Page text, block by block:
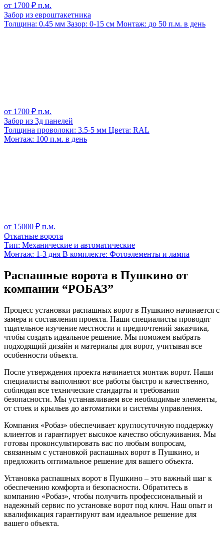
от 1700 ₽ п.м.
Забор из евроштакетника
Толщина: 0.45 мм Зазор: 0-15 см Монтаж: до 50 п.м. в день
от 1700 ₽ п.м.
Забор из 3д панелей
Толщина проволоки: 3.5-5 мм Цвета: RAL
Монтаж: 100 п.м. в день
от 15000 ₽ п.м.
Откатные ворота
Тип: Механические и автоматические
Монтаж: 1-3 дня В комплекте: Фотоэлементы и лампа
Распашные ворота в Пушкино от
компании “РОБАЗ”
Процесс установки распашных ворот в Пушкино начинается с
замера и составления проекта. Наши специалисты проводят
тщательное изучение местности и предпочтений заказчика,
чтобы создать идеальное решение. Мы поможем выбрать
подходящий дизайн и материалы для ворот, учитывая все
особенности объекта.
После утверждения проекта начинается монтаж ворот. Наши
специалисты выполняют все работы быстро и качественно,
соблюдая все технические стандарты и требования
безопасности. Мы устанавливаем все необходимые элементы,
от стоек и крыльев до автоматики и системы управления.
Компания «Робаз» обеспечивает круглосуточную поддержку
клиентов и гарантирует высокое качество обслуживания. Мы
готовы проконсультировать вас по любым вопросам,
связанным с установкой распашных ворот в Пушкино, и
предложить оптимальное решение для вашего объекта.
Установка распашных ворот в Пушкино – это важный шаг к
обеспечению комфорта и безопасности. Обратитесь в
компанию «Робаз», чтобы получить профессиональный и
надежный сервис по установке ворот под ключ. Наш опыт и
квалификация гарантируют вам идеальное решение для
вашего объекта.